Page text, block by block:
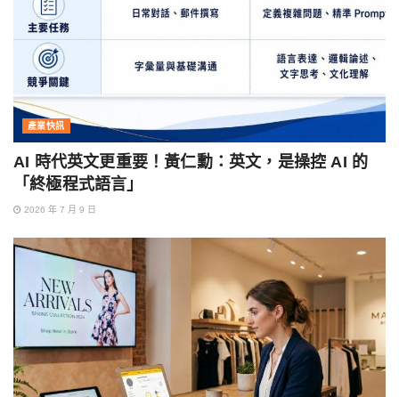
產業快訊
AI 時代英文更重要！黃仁勳：英文，是操控 AI 的
「終極程式語言」
2026 年 7 月 9 日